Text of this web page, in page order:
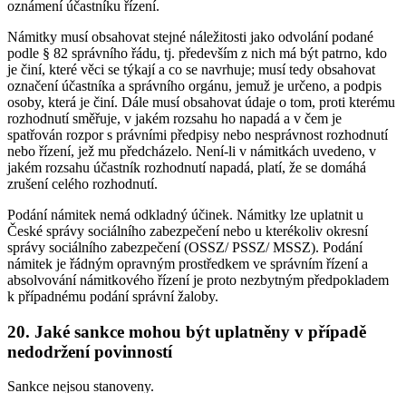
oznámení účastníku řízení.
Námitky musí obsahovat stejné náležitosti jako odvolání podané
podle § 82 správního řádu, tj. především z nich má být patrno, kdo
je činí, které věci se týkají a co se navrhuje; musí tedy obsahovat
označení účastníka a správního orgánu, jemuž je určeno, a podpis
osoby, která je činí. Dále musí obsahovat údaje o tom, proti kterému
rozhodnutí směřuje, v jakém rozsahu ho napadá a v čem je
spatřován rozpor s právními předpisy nebo nesprávnost rozhodnutí
nebo řízení, jež mu předcházelo. Není-li v námitkách uvedeno, v
jakém rozsahu účastník rozhodnutí napadá, platí, že se domáhá
zrušení celého rozhodnutí.
Podání námitek nemá odkladný účinek. Námitky lze uplatnit u
České správy sociálního zabezpečení nebo u kterékoliv okresní
správy sociálního zabezpečení (OSSZ/ PSSZ/ MSSZ). Podání
námitek je řádným opravným prostředkem ve správním řízení a
absolvování námitkového řízení je proto nezbytným předpokladem
k případnému podání správní žaloby.
20. Jaké sankce mohou být uplatněny v případě
nedodržení povinností
Sankce nejsou stanoveny.